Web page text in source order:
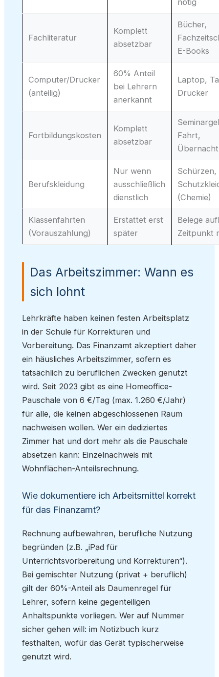
nötig
Fachliteratur
Komplett
absetzbar
Bücher,
E-Books
Computer/Drucker
(anteilig)
60% Anteil
bei Lehrern
anerkannt
Laptop,
Drucker
Fortbildungskosten
Komplett
absetzbar
Fahrt,
Berufskleidung
Nur wenn
ausschließlich
dienstlich
Schürzen,
(Chemie)
Klassenfahrten
(Vorauszahlung)
Erstattet erst
später
Belege
Zeitpunkt
Das Arbeitszimmer: Wann es
sich lohnt
Lehrkräfte haben keinen festen Arbeitsplatz
in der Schule für Korrekturen und
Vorbereitung. Das Finanzamt akzeptiert daher
ein häusliches Arbeitszimmer, sofern es
tatsächlich zu beruflichen Zwecken genutzt
wird. Seit 2023 gibt es eine Homeoffice-
Pauschale von 6 €/Tag (max. 1.260 €/Jahr)
für alle, die keinen abgeschlossenen Raum
nachweisen wollen. Wer ein dediziertes
Zimmer hat und dort mehr als die Pauschale
absetzen kann: Einzelnachweis mit
Wohnflächen-Anteilsrechnung.
Wie dokumentiere ich Arbeitsmittel korrekt
für das Finanzamt?
Rechnung aufbewahren, berufliche Nutzung
begründen (z.B. „iPad für
Unterrichtsvorbereitung und Korrekturen“).
Bei gemischter Nutzung (privat + beruflich)
gilt der 60%-Anteil als Daumenregel für
Lehrer, sofern keine gegenteiligen
Anhaltspunkte vorliegen. Wer auf Nummer
sicher gehen will: im Notizbuch kurz
festhalten, wofür das Gerät typischerweise
genutzt wird.